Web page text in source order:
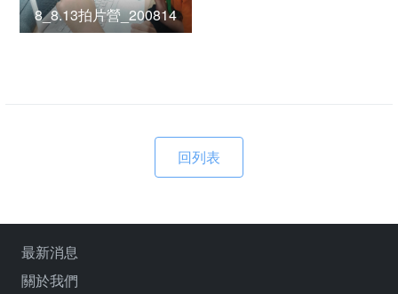
8_8.13拍片營_200814
最新消息
關於我們